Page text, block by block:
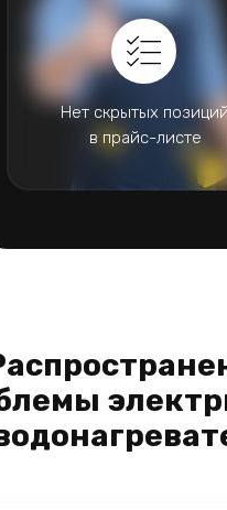
Нет скрытых позиций
в прайс-листе